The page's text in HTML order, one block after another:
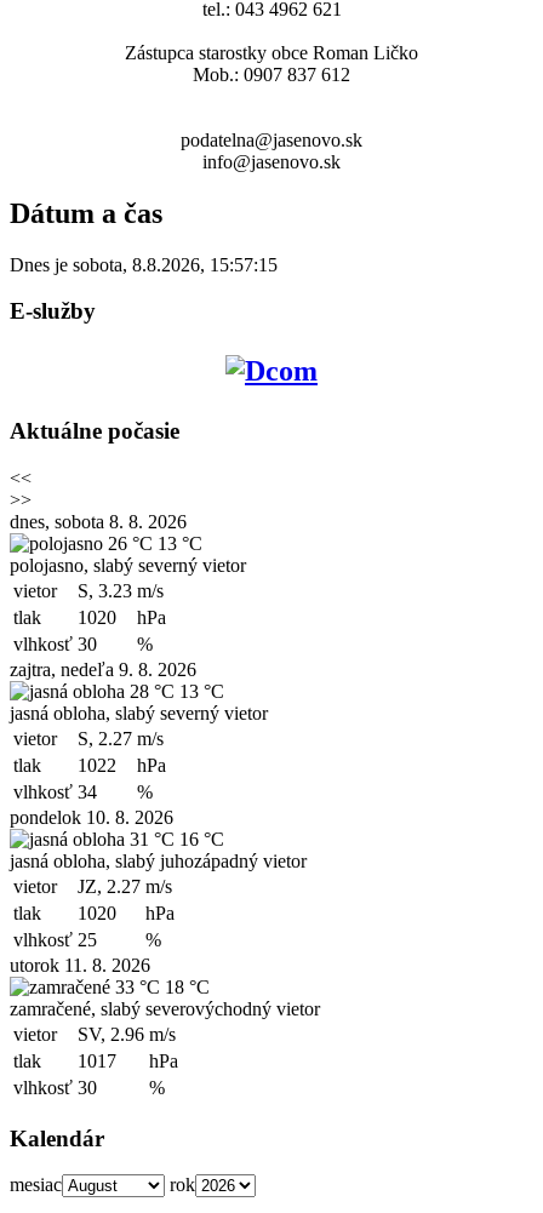
tel.: 043 4962 621
Zástupca starostky obce Roman Ličko
Mob.: 0907 837 612
podatelna@jasenovo.sk
info@jasenovo.sk
Dátum a čas
Dnes je sobota, 8.8.2026, 15:57:15
E-služby
Aktuálne počasie
<<
>>
dnes, sobota 8. 8. 2026
26 °C 13 °C
polojasno, slabý severný vietor
vietor
S, 3.23 m/s
tlak
1020
hPa
vlhkosť 30
%
zajtra, nedeľa 9. 8. 2026
28 °C 13 °C
jasná obloha, slabý severný vietor
vietor
S, 2.27 m/s
tlak
1022
hPa
vlhkosť 34
%
pondelok 10. 8. 2026
31 °C 16 °C
jasná obloha, slabý juhozápadný vietor
vietor
JZ, 2.27 m/s
tlak
1020
hPa
vlhkosť 25
%
utorok 11. 8. 2026
33 °C 18 °C
zamračené, slabý severovýchodný vietor
vietor
SV, 2.96 m/s
tlak
1017
hPa
vlhkosť 30 %
Kalendár
mesiac rok